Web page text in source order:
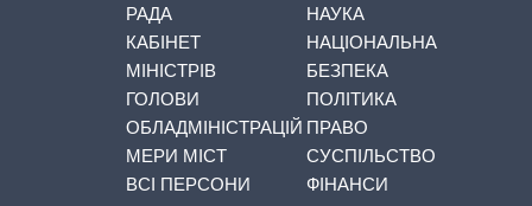
РАДА
КАБІНЕТ
МІНІСТРІВ
ГОЛОВИ
ОБЛАДМІНІСТРАЦІЙ
МЕРИ МІСТ
ВСІ ПЕРСОНИ
НАУКА
НАЦІОНАЛЬНА
БЕЗПЕКА
ПОЛІТИКА
ПРАВО
СУСПІЛЬСТВО
ФІНАНСИ